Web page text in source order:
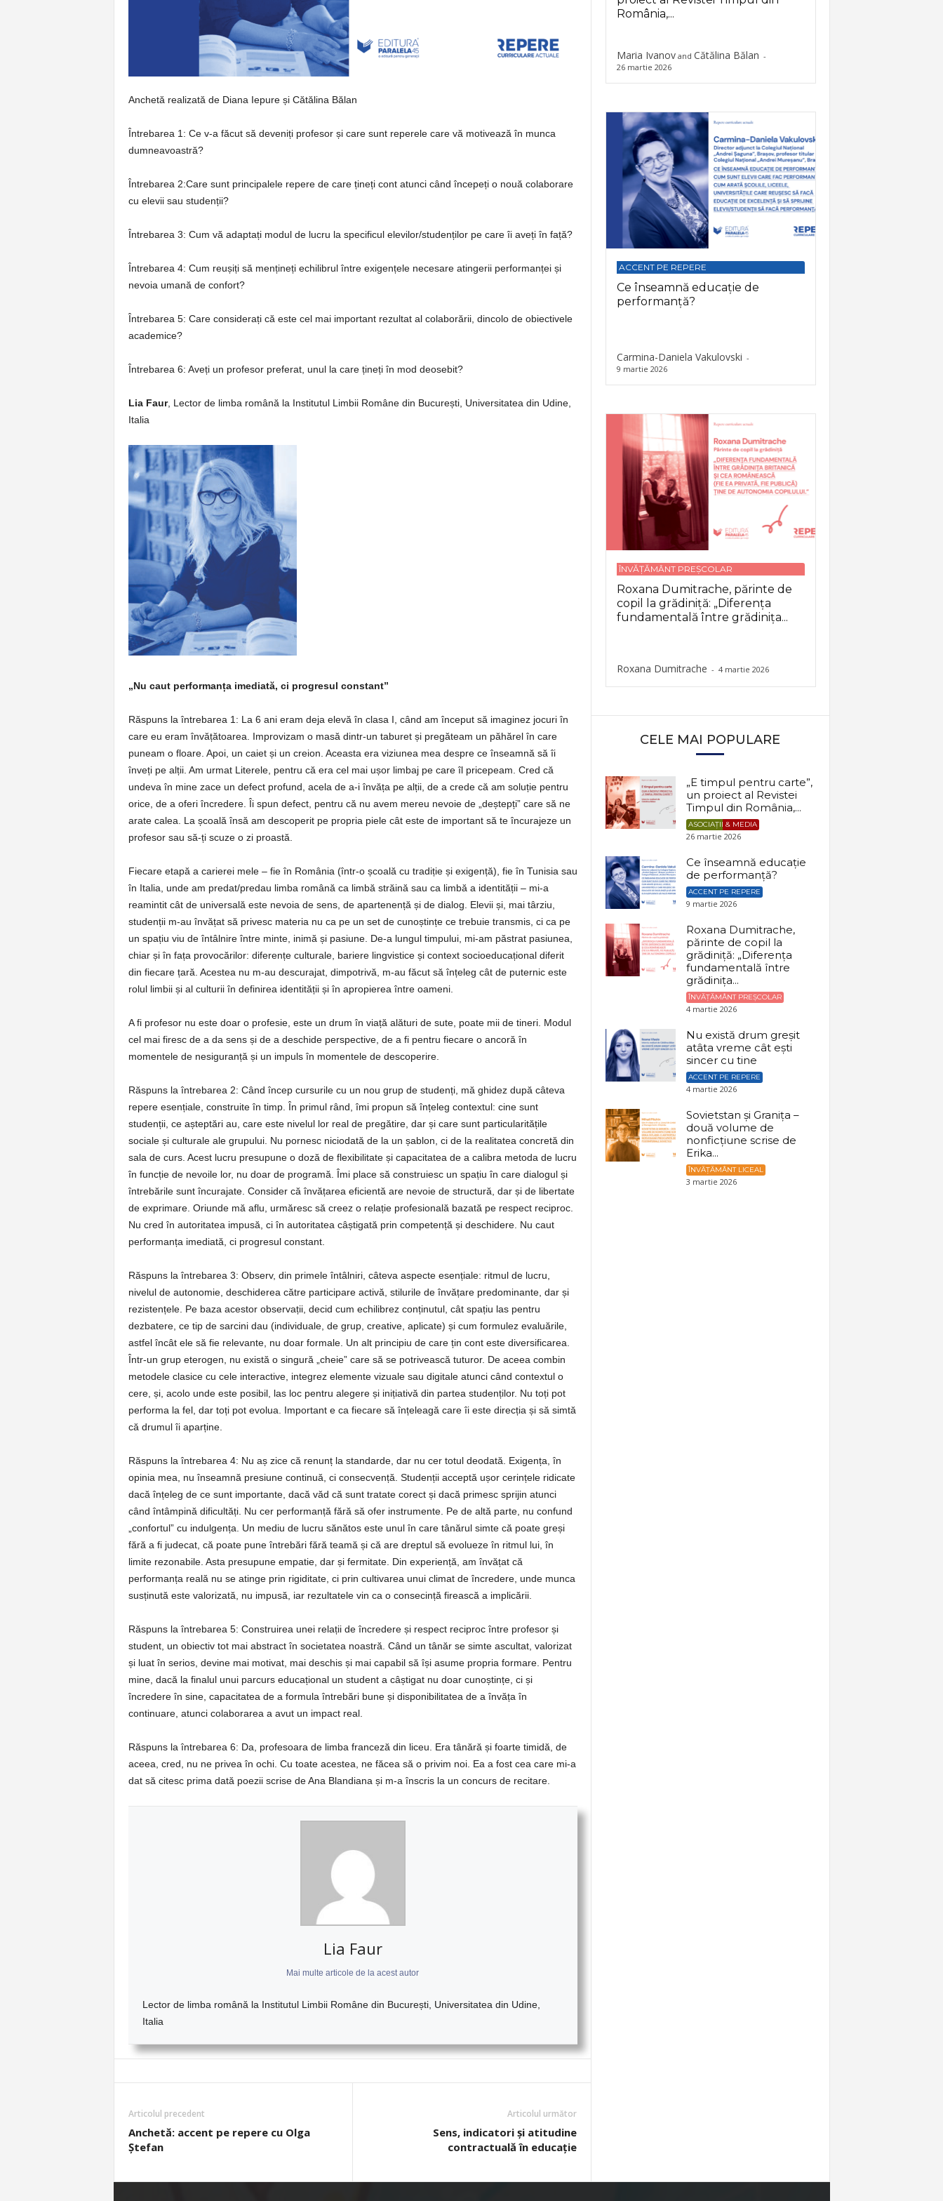
p
e
Anchetă realizată de Diana Iepure și Cătălina Bălan
Întrebarea 1: Ce v-a făcut să deveniți profesor și care sunt reperele care vă motivează în munca
dumneavoastră?
Întrebarea 2:Care sunt principalele repere de care țineți cont atunci când începeți o nouă colaborare
cu elevii sau studenții?
Întrebarea 3: Cum vă adaptați modul de lucru la specificul elevilor/studenților pe care îi aveți în față?
Întrebarea 4: Cum reușiți să mențineți echilibrul între exigențele necesare atingerii performanței și
nevoia umană de confort?
Întrebarea 5: Care considerați că este cel mai important rezultat al colaborării, dincolo de obiectivele
academice?
Întrebarea 6: Aveți un profesor preferat, unul la care țineți în mod deosebit?
Lia Faur, Lector de limba română la Institutul Limbii Române din București, Universitatea din Udine,
Italia
„Nu caut performanța imediată, ci progresul constant”
Răspuns la întrebarea 1: La 6 ani eram deja elevă în clasa I, când am început să imaginez jocuri în
care eu eram învățătoarea. Improvizam o masă dintr-un taburet și pregăteam un păhărel în care
puneam o floare. Apoi, un caiet și un creion. Aceasta era viziunea mea despre ce înseamnă să îi
înveți pe alții. Am urmat Literele, pentru că era cel mai ușor limbaj pe care îl pricepeam. Cred că
undeva în mine zace un defect profund, acela de a-i învăța pe alții, de a crede că am soluție pentru
orice, de a oferi încredere. Îi spun defect, pentru că nu avem mereu nevoie de „deștepți” care să ne
arate calea. La școală însă am descoperit pe propria piele cât este de important să te încurajeze un
profesor sau să-ți scuze o zi proastă.
Fiecare etapă a carierei mele – fie în România (într-o școală cu tradiție și exigență), fie în Tunisia sau
în Italia, unde am predat/predau limba română ca limbă străină sau ca limbă a identității – mi-a
reamintit cât de universală este nevoia de sens, de apartenență și de dialog. Elevii și, mai târziu,
studenții m-au învățat să privesc materia nu ca pe un set de cunoștințe ce trebuie transmis, ci ca pe
un spațiu viu de întâlnire între minte, inimă și pasiune. De-a lungul timpului, mi-am păstrat pasiunea,
chiar și în fața provocărilor: diferențe culturale, bariere lingvistice și context socioeducațional diferit
din fiecare țară. Acestea nu m-au descurajat, dimpotrivă, m-au făcut să înțeleg cât de puternic este
rolul limbii și al culturii în definirea identității și în apropierea între oameni.
A fi profesor nu este doar o profesie, este un drum în viață alături de sute, poate mii de tineri. Modul
cel mai firesc de a da sens și de a deschide perspective, de a fi pentru fiecare o ancoră în
momentele de nesiguranță și un impuls în momentele de descoperire.
Răspuns la întrebarea 2: Când încep cursurile cu un nou grup de studenți, mă ghidez după câteva
repere esențiale, construite în timp. În primul rând, îmi propun să înțeleg contextul: cine sunt
studenții, ce așteptări au, care este nivelul lor real de pregătire, dar și care sunt particularitățile
sociale și culturale ale grupului. Nu pornesc niciodată de la un șablon, ci de la realitatea concretă din
sala de curs. Acest lucru presupune o doză de flexibilitate și capacitatea de a calibra metoda de lucru
în funcție de nevoile lor, nu doar de programă. Îmi place să construiesc un spațiu în care dialogul și
întrebările sunt încurajate. Consider că învățarea eficientă are nevoie de structură, dar și de libertate
de exprimare. Oriunde mă aflu, urmăresc să creez o relație profesională bazată pe respect reciproc.
Nu cred în autoritatea impusă, ci în autoritatea câștigată prin competență și deschidere. Nu caut
performanța imediată, ci progresul constant.
Răspuns la întrebarea 3: Observ, din primele întâlniri, câteva aspecte esențiale: ritmul de lucru,
nivelul de autonomie, deschiderea către participare activă, stilurile de învățare predominante, dar și
rezistențele. Pe baza acestor observații, decid cum echilibrez conținutul, cât spațiu las pentru
dezbatere, ce tip de sarcini dau (individuale, de grup, creative, aplicate) și cum formulez evaluările,
astfel încât ele să fie relevante, nu doar formale. Un alt principiu de care țin cont este diversificarea.
Într-un grup eterogen, nu există o singură „cheie” care să se potrivească tuturor. De aceea combin
metodele clasice cu cele interactive, integrez elemente vizuale sau digitale atunci când contextul o
cere, și, acolo unde este posibil, las loc pentru alegere și inițiativă din partea studenților. Nu toți pot
performa la fel, dar toți pot evolua. Important e ca fiecare să înțeleagă care îi este direcția și să simtă
că drumul îi aparține.
Răspuns la întrebarea 4: Nu aș zice că renunț la standarde, dar nu cer totul deodată. Exigența, în
opinia mea, nu înseamnă presiune continuă, ci consecvență. Studenții acceptă ușor cerințele ridicate
dacă înțeleg de ce sunt importante, dacă văd că sunt tratate corect și dacă primesc sprijin atunci
când întâmpină dificultăți. Nu cer performanță fără să ofer instrumente. Pe de altă parte, nu confund
„confortul” cu indulgența. Un mediu de lucru sănătos este unul în care tânărul simte că poate greși
fără a fi judecat, că poate pune întrebări fără teamă și că are dreptul să evolueze în ritmul lui, în
limite rezonabile. Asta presupune empatie, dar și fermitate. Din experiență, am învățat că
performanța reală nu se atinge prin rigiditate, ci prin cultivarea unui climat de încredere, unde munca
susținută este valorizată, nu impusă, iar rezultatele vin ca o consecință firească a implicării.
Răspuns la întrebarea 5: Construirea unei relații de încredere și respect reciproc între profesor și
student, un obiectiv tot mai abstract în societatea noastră. Când un tânăr se simte ascultat, valorizat
și luat în serios, devine mai motivat, mai deschis și mai capabil să își asume propria formare. Pentru
mine, dacă la finalul unui parcurs educațional un student a câștigat nu doar cunoștințe, ci și
încredere în sine, capacitatea de a formula întrebări bune și disponibilitatea de a învăța în
continuare, atunci colaborarea a avut un impact real.
Răspuns la întrebarea 6: Da, profesoara de limba franceză din liceu. Era tânără și foarte timidă, de
aceea, cred, nu ne privea în ochi. Cu toate acestea, ne făcea să o privim noi. Ea a fost cea care mi-a
dat să citesc prima dată poezii scrise de Ana Blandiana și m-a înscris la un concurs de recitare.
Lia Faur
Mai multe articole de la acest autor
Lector de limba română la Institutul Limbii Române din București, Universitatea din Udine,
Italia
Articolul precedent
Anchetă: accent pe repere cu Olga
Ștefan
Articolul următor
Sens, indicatori și atitudine
contractuală în educație
România,...
Maria Ivanovand Cătălina Bălan -
26 martie 2026
ACCENT PE REPERE
Ce înseamnă educație de
performanță?
Carmina-Daniela Vakulovski -
9 martie 2026
ÎNVĂȚĂMÂNT PREȘCOLAR
Roxana Dumitrache, părinte de
copil la grădiniță: „Diferența
fundamentală între grădinița...
Roxana Dumitrache - 4 martie 2026
CELE MAI POPULARE
„E timpul pentru carte”,
un proiect al Revistei
Timpul din România,...
ASOCIAȚII & MEDIA
26 martie 2026
Ce înseamnă educație
de performanță?
ACCENT PE REPERE
9 martie 2026
Roxana Dumitrache,
părinte de copil la
grădiniță: „Diferența
fundamentală între
grădinița...
ÎNVĂȚĂMÂNT PREȘCOLAR
4 martie 2026
Nu există drum greșit
atâta vreme cât ești
sincer cu tine
ACCENT PE REPERE
4 martie 2026
Sovietstan și Granița –
două volume de
nonficțiune scrise de
Erika...
ÎNVĂȚĂMÂNT LICEAL
3 martie 2026